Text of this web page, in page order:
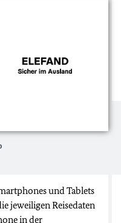
und Tablets
jeweiligen Reisedaten
in der